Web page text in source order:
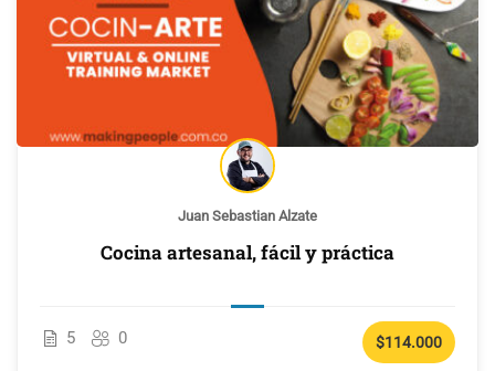
Juan Sebastian Alzate
Cocina artesanal, fácil y práctica
5 0 $114.000